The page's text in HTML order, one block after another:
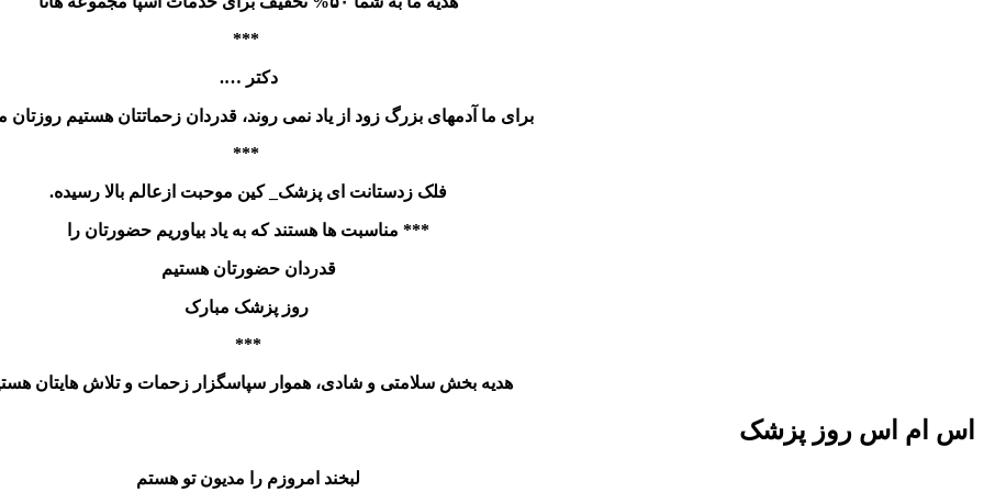
***
دکتر ….
برای ما آدمهای بزرگ زود از یاد نمی روند، قدردان زحماتتان هستیم روزتان
***
فلک زدستانت ای پزشک_ کین موحبت ازعالم بالا رسیده.
*** مناسبت ها هستند که به یاد بیاوریم حضورتان را
قدردان حضورتان هستیم
روز پزشک مبارک
***
هدیه بخش سلامتی و شادی، هموار سپاسگزار زحمات و تلاش هایتان
اس ام اس روز پزشک
لبخند امروزم را مدیون تو هستم